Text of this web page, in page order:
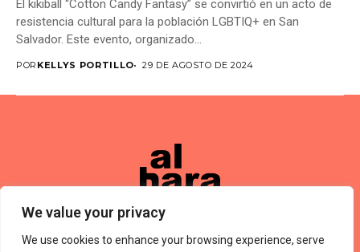
We value your privacy
We use cookies to enhance your browsing experience, serve
El kikiball “Cotton Candy Fantasy” se convirtió en un acto de
resistencia cultural para la población LGBTIQ+ en San
Salvador. Este evento, organizado...
POR KELLYS PORTILLO 29 DE AGOSTO DE 2024
Términos De UsoAbout UsPolítica De Privacidad